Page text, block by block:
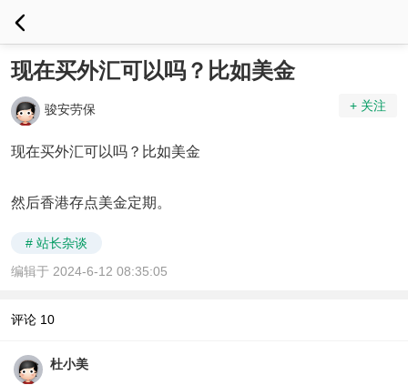
现在买外汇可以吗？比如美金
骏安劳保 + 关注
现在买外汇可以吗？比如美金
然后香港存点美金定期。
# 站长杂谈
编辑于 2024-6-12 08:35:05
评论 10
杜小美